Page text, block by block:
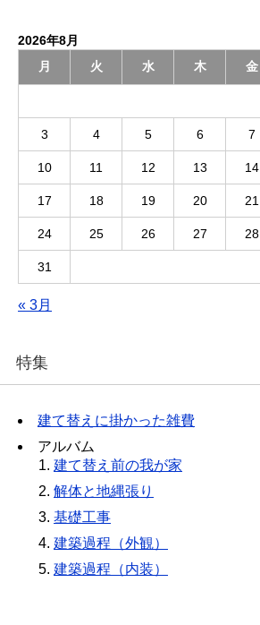
2026年8月
月
火 水 木 金
3 4 5 6 7
10 11 12 13 14
17 18 19 20 21
24 25 26 27 28
31
« 3月
特集
建て替えに掛かった雑費
アルバム
建て替え前の我が家
解体と地縄張り
基礎工事
建築過程（外観）
建築過程（内装）